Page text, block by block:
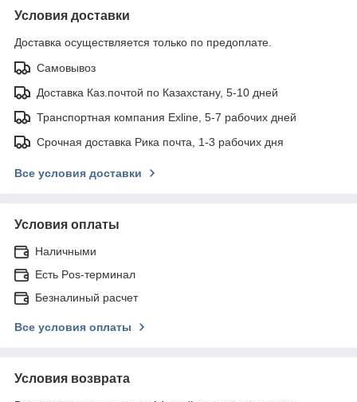
Условия доставки
Доставка осуществляется только по предоплате.
Самовывоз
Доставка Каз.почтой по Казахстану, 5-10 дней
Транспортная компания Exline, 5-7 рабочих дней
Срочная доставка Рика почта, 1-3 рабочих дня
Все условия доставки
Условия оплаты
Наличными
Есть Pos-терминал
Безналиный расчет
Все условия оплаты
Условия возврата